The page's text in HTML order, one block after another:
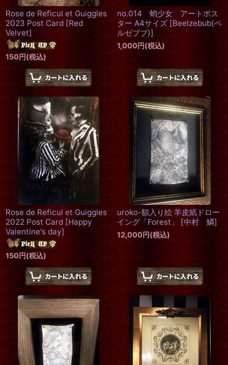
Rose de Reficul et Guiggles
2023 Post Card [Red
Velvet]
150円(税込)
no.014 蛸少女 アートポス
ター A4サイズ [Beelzebub(ベ
ルゼブブ)]
1,000円(税込)
Rose de Reficul et Guiggles
2022 Post Card [Happy
Valentine's day]
150円(税込)
uroko-額入り絵 羊皮紙ドロー
イング「Forest」
[中村 鱗]
12,000円(税込)